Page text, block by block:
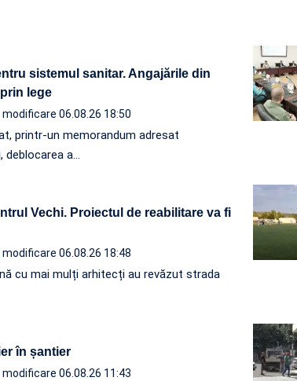
sistemul sanitar. Angajările din
lege
06.08.26 18:50
printr-un memorandum adresat
deblocarea a…
Vechi. Proiectul de reabilitare va fi
06.08.26 18:48
cu mai mulți arhitecți au revăzut strada
în șantier
06.08.26 11:43